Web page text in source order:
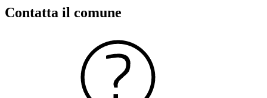
Contatta il comune